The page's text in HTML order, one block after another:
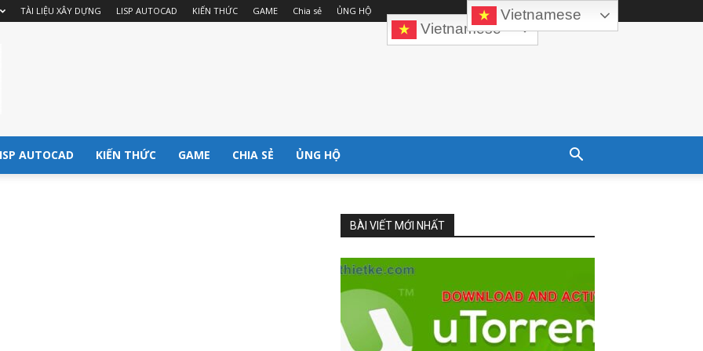
TÀI LIỆU XÂY DỰNG LISP AUTOCAD KIẾN THỨC GAME Chia sẻ ỦNG HỘ
Vietnamese
AUTOCAD KIẾN THỨC GAME CHIA SẺ ỦNG HỘ
BÀI VIẾT MỚI NHẤT
Vietnamese